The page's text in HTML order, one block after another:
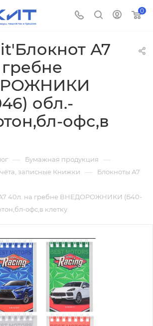
0
А7
обл.-
офс,в
— Бумажная продукция —
записные Книжки — Блокноты А7
40л. на гребне ВНЕДОРОЖНИКИ (Б40-
офс,в клетку